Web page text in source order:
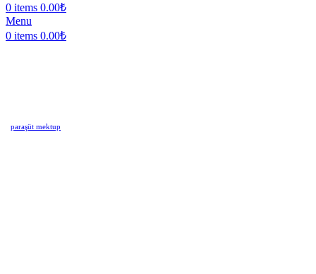
0 items 0.00₺
Menu
0 items 0.00₺
paraşüt mektup